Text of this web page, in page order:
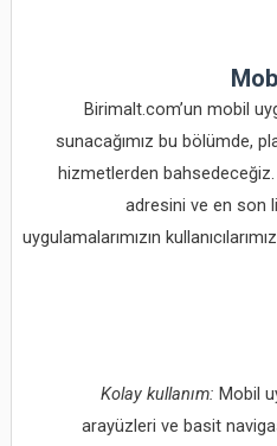
Birimalt.com’un mobil
sunacağımız bu bölümde,
hizmetlerden bahsedeceğiz.
adresini ve en son
uygulamalarımızın
Kolay kullanım: Mobil
arayüzleri ve basit